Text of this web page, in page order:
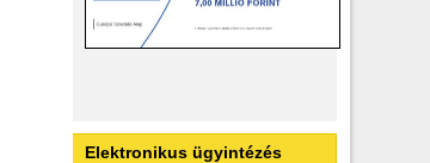
Elektronikus ügyintézés